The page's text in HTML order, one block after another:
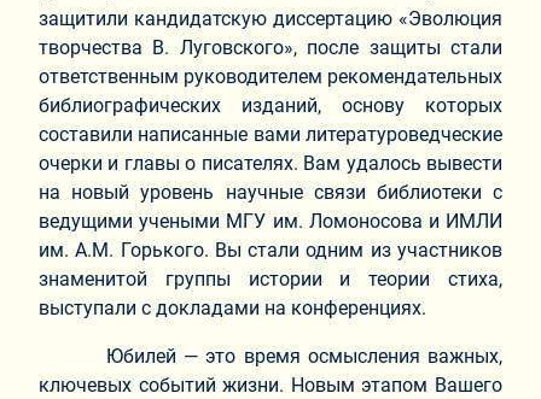
защитили кандидатскую диссертацию «Эволюция
творчества В. Луговского», после защиты стали
ответственным руководителем рекомендательных
библиографических изданий, основу которых
составили написанные вами литературоведческие
очерки и главы о писателях. Вам удалось вывести
на новый уровень научные связи библиотеки с
ведущими учеными МГУ им. Ломоносова и ИМЛИ
им. А.М. Горького. Вы стали одним из участников
знаменитой группы истории и теории стиха,
выступали с докладами на конференциях.
Юбилей — это время осмысления важных,
ключевых событий жизни. Новым этапом Вашего